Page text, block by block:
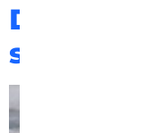
Début
semaine